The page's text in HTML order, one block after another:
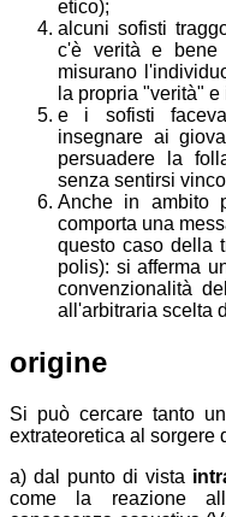
etico);
alcuni sofisti
c'è verità e bene
misurano
la propria "verità"
e i sofisti
insegnare ai
persuadere la
senza sentirsi
Anche in ambito
comporta una
questo caso della
polis): si afferma
convenzionalità
all'arbitraria scelta
origine
Si può cercare tanto
extrateoretica al sorgere
a) dal punto di vista
come la reazione